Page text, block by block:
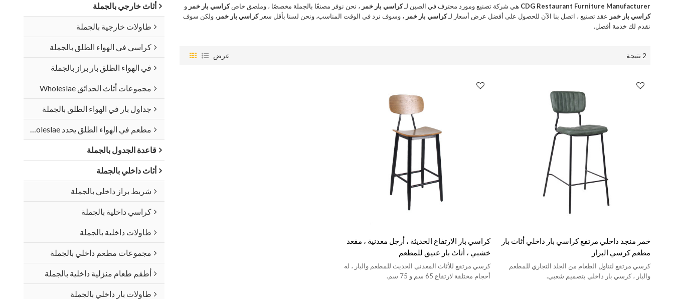
أثاث خارجي بالجملة
طاولات خارجية بالجملة
كراسي في الهواء الطلق بالجملة
في الهواء الطلق بار براز بالجملة
مجموعات أثاث الحدائق Wholeslae
جداول بار في الهواء الطلق بالجملة
مطعم في الهواء الطلق يحدد Wholeslae
قاعدة الجدول بالجملة
أثاث داخلي بالجملة
شريط براز داخلي بالجملة
كراسي داخلية بالجملة
طاولات داخلية بالجملة
مجموعات مطعم داخلي بالجملة
أطقم طعام منزلية داخلية بالجملة
طاولات بار داخلي بالجملة
CDG Restaurant Furniture Manufacturer هي شركة تصنيع ومورد محترف في الصين لـكراسي بار خمر ، نحن نوفر مصنعًا بالجملة مخصصًا ، وملصق خاصكراسي بار خمر و
كراسي بار خمر عقد تصنيع ، اتصل بنا الآن للحصول على أفضل عرض أسعار لـكراسي بار خمر ، وسوف نرد في الوقت المناسب، ونحن لسنا بأقل سعركراسي بار خمر ، ولكن سوف
نقدم لك خدمة أفضل.
2 نتيجة عرض
خمر منجد داخلي مرتفع كراسي بار داخلي أثاث بار
مطعم كرسي البراز
كرسي مرتفع لتناول الطعام من الجلد التجاري للمطعم
والبار ، كرسي بار داخلي بتصميم شعبي.
كراسي بار الارتفاع الحديثة ، أرجل معدنية ، مقعد
خشبي ، أثاث بار عتيق للمطعم
كرسي مرتفع للأثاث المعدني الحديث للمطعم والبار ، له
أحجام مختلفة لارتفاع 65 سم و 75 سم.